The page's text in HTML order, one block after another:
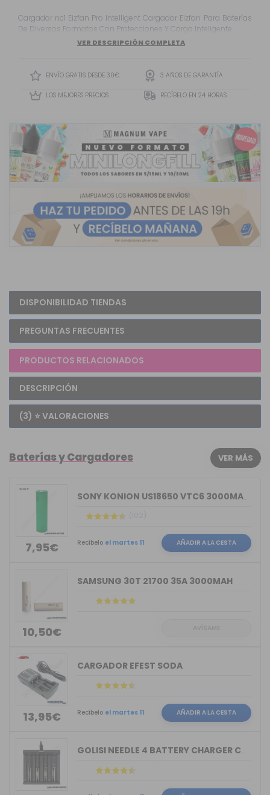
Cargador nc1 Eizfan Pro Intelligent Cargador Eizfan Para Baterías
De Diversos Formatos Con Protecciones Y Carga Inteligente.
VER DESCRIPCIÓN COMPLETA
ENVÍO GRATIS DESDE 30€ 3 AÑOS DE GARANTÍA
LOS MEJORES PRECIOS RECÍBELO EN 24 HORAS
DISPONIBILIDAD TIENDAS
PREGUNTAS FRECUENTES
PRODUCTOS RELACIONADOS
DESCRIPCIÓN
(3) ⭐ VALORACIONES
Baterías y Cargadores VER MÁS
7,95€
SONY KONION US18650 VTC6 3000MAH 15/30A
(102)
Recíbelo el martes 11 AÑADIR A LA CESTA
10,50€
SAMSUNG 30T 21700 35A 3000MAH
13,95€
CARGADOR EFEST SODA
Recíbelo el martes 11 AÑADIR A LA CESTA
GOLISI NEEDLE 4 BATTERY CHARGER COMPACT